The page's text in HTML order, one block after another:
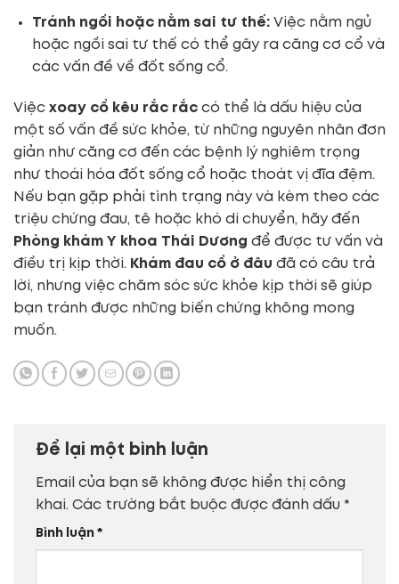
Tránh ngồi hoặc nằm sai tư thế:Việc nằm ngủ
hoặc ngồi sai tư thế có thể gây ra căng cơ cổ và
các vấn đề về đốt sống cổ.
Việc xoay cổ kêu rắc rắc có thể là dấu hiệu của
một số vấn đề sức khỏe, từ những nguyên nhân đơn
giản như căng cơ đến các bệnh lý nghiêm trọng
như thoái hóa đốt sống cổ hoặc thoát vị đĩa đệm.
Nếu bạn gặp phải tình trạng này và kèm theo các
triệu chứng đau, tê hoặc khó di chuyển, hãy đến
Phòng khám Y khoa Thái Dương để được tư vấn và
điều trị kịp thời. Khám đau cổ ở đâu đã có câu trả
lời, nhưng việc chăm sóc sức khỏe kịp thời sẽ giúp
bạn tránh được những biến chứng không mong
muốn.
Để lại một bình luận
Email của bạn sẽ không được hiển thị công
khai. Các trường bắt buộc được đánh dấu *
Bình luận *